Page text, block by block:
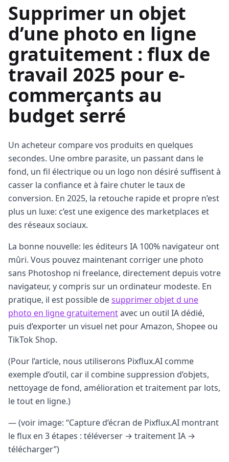
Supprimer un objet
d’une photo en ligne
gratuitement : flux de
travail 2025 pour e-
commerçants au
budget serré
Un acheteur compare vos produits en quelques
secondes. Une ombre parasite, un passant dans le
fond, un fil électrique ou un logo non désiré suffisent à
casser la confiance et à faire chuter le taux de
conversion. En 2025, la retouche rapide et propre n’est
plus un luxe: c’est une exigence des marketplaces et
des réseaux sociaux.
La bonne nouvelle: les éditeurs IA 100% navigateur ont
mûri. Vous pouvez maintenant corriger une photo
sans Photoshop ni freelance, directement depuis votre
navigateur, y compris sur un ordinateur modeste. En
pratique, il est possible desupprimer objet d une
photo en ligne gratuitementavec un outil IA dédié,
puis d’exporter un visuel net pour Amazon, Shopee ou
TikTok Shop.
(Pour l’article, nous utiliserons Pixflux.AI comme
exemple d’outil, car il combine suppression d’objets,
nettoyage de fond, amélioration et traitement par lots,
le tout en ligne.)
— (voir image: “Capture d’écran de Pixflux.AI montrant
le flux en 3 étapes : téléverser → traitement IA →
télécharger”)